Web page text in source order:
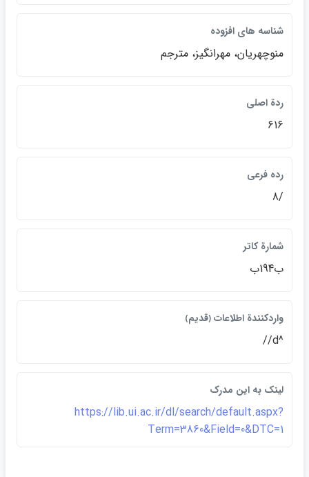
شناسه هاي افزوده
منوچهريان، مهرانگيز، مترجم
ردة اصلي
616
رده فرعي
/8
شمارة كاتر
ب194ب
واردكنندة اطلاعات ﴿قديم﴾
^d//
لينک به اين مدرک
https://lib.ui.ac.ir/dl/search/default.aspx?
Term=3860&Field=0&DTC=1